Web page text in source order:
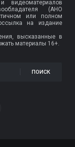
видеоматериалов
(АНО
или полном
на издание
высказанные в
материалы 16+.
ПОИСК